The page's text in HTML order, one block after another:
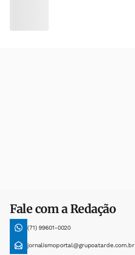
Fale com a Redação
(71) 99601-0020
jornalismoportal@grupoatarde.com.br